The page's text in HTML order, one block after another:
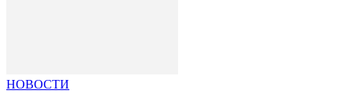
НОВОСТИ